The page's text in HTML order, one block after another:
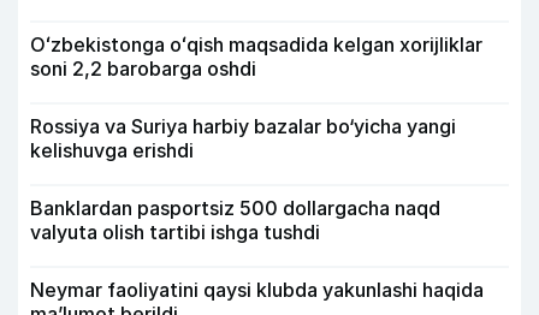
Oʻzbekistonga oʻqish maqsadida kelgan xorijliklar
soni 2,2 barobarga oshdi
Rossiya va Suriya harbiy bazalar bo‘yicha yangi
kelishuvga erishdi
Banklardan pasportsiz 500 dollargacha naqd
valyuta olish tartibi ishga tushdi
Neymar faoliyatini qaysi klubda yakunlashi haqida